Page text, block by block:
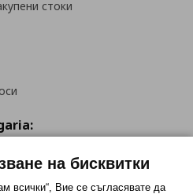
стоки
на бисквитки
всички“, Вие се съгласявате да